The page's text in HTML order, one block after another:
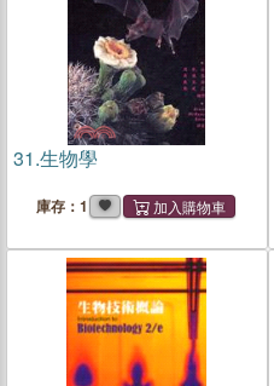
31.生物學
庫存：1